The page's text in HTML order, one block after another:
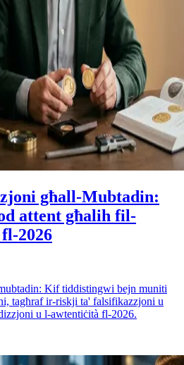
għall-Mubtadin:
attent għalih fil-
2026
Kif tiddistingwi bejn muniti
tagħraf ir-riskji ta' falsifikazzjoni u
u l-awtentiċità fl-2026.